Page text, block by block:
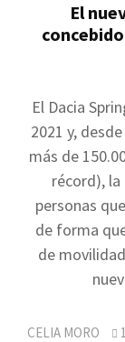
El
El Dacia
2021 y,
más de
récord),
personas
de forma
de
CELIA MORO